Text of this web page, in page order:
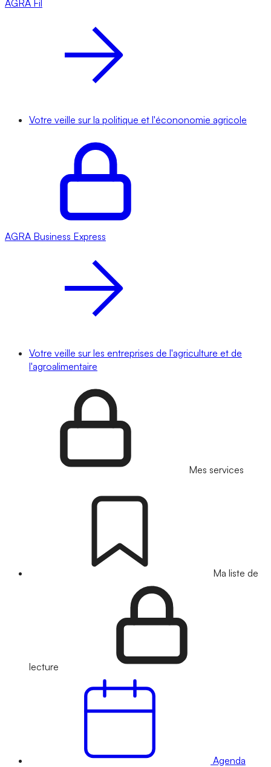
AGRA Fil
Votre veille sur la politique et l'écononomie agricole
AGRA Business Express
Votre veille sur les entreprises de l'agriculture et de
l'agroalimentaire
Mes services
Ma liste de
lecture
Agenda